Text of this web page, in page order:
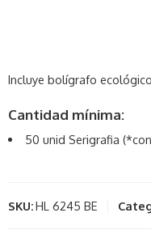
Incluye bolígrafo
Cantidad mínima:
50 unid Serigrafia
SKU:HL 6245 BE